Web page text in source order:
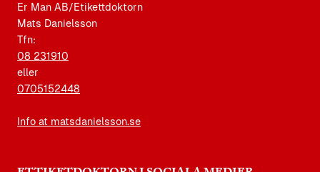
Er Man AB/Etikettdoktorn
Mats Danielsson
Tfn:
08 231910
eller
0705152448
Info at matsdanielsson.se